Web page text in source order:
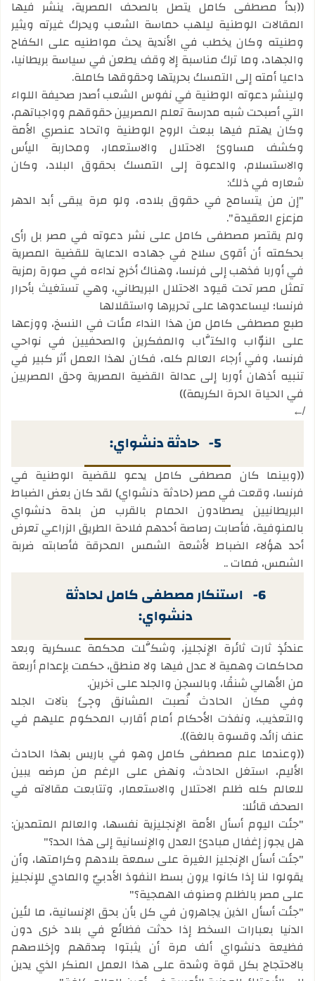
((بدأ مصطفى كامل يتصل بالصحف المصرية، ينشر فيها
المقالات الوطنية ليلهب حماسة الشعب ويحرك غيرته ويثير
وطنيته وكان يخطب في الأندية يحث مواطنيه على الكفاح
والجهاد، وما ترك مناسبة إلا وقف يطعن في سياسة بريطانيا،
داعيا أمته إلى التمسك بحريتها وحقوقها كاملة.
ولينشر دعوته الوطنية في نفوس الشعب أصدر صحيفة اللواء
التي أصبحت شبه مدرسة تعلم المصريين حقوقهم وواجباتهم،
وكان يهتم فيها ببعث الروح الوطنية واتحاد عنصري الأمة
وكشف مساوئ الاحتلال والاستعمار، ومحاربة اليأس
والاستسلام، والدعوة إلى التمسك بحقوق البلاد، وكان
شعاره في ذلك:
"إن من يتسامح في حقوق بلاده، ولو مرة يبقى أبد الدهر
مزعزع العقيدة".
ولم يقتصر مصطفى كامل على نشر دعوته في مصر بل رأى
بحكمته أن أقوى سلاح في جهاده الدعاية للقضية المصرية
في أوربا فذهب إلى فرنسا، وهناك أخرج نداءه في صورة رمزية
تمثل مصر تحت قيود الاحتلال البريطاني، وهي تستغيث بأحرار
فرنسا؛ ليساعدوها على تحريرها واستقلالها
طبع مصطفى كامل من هذا النداء مئات في النسخ، ووزعها
على النوّاب والكتَّاب والمفكرين والصحفيين في نواحي
فرنسا، وفي أرجاء العالم كله، فكان لهذا العمل أثر كبير في
تنبيه أذهان أوربا إلى عدالة القضية المصرية وحق المصريين
في الحياة الحرة الكريمة))
↚
5- حادثة دنشواي:
((وبينما كان مصطفى كامل يدعو للقضية الوطنية في
فرنسا، وقعت في مصر (حادثة دنشواي) لقد كان بعض الضباط
البريطانيين يصطادون الحمام بالقرب من بلدة دنشواي
بالمنوفية، فأصابت رصاصة أحدهم فلاحة الطريق الزراعي تعرض
أحد هؤلاء الضباط لأشعة الشمس المحرقة فأصابته ضربة
الشمس، فمات ..
6-
استنكار مصطفى كامل لحادثة
دنشواي:
عندئذٍ ثارت ثائرة الإنجليز، وشكَّلت محكمة عسكرية وبعد
محاكمات وهمية لا عدل فيها ولا منطق، حكمت بإعدام أربعة
من الأهالي شنقًا، وبالسجن والجلد على آخرين.
وفي مكان الحادث نُصبت المشانق وجِئَ بآلات الجلد
والتعذيب، ونفذت الأحكام أمام أقارب المحكوم عليهم في
عنف زائد، وقسوة بالغة)).
((وعندما علم مصطفى كامل وهو في باريس بهذا الحادث
الأليم، استغل الحادث، ونهض على الرغم من مرضه يبين
للعالم كله ظلم الاحتلال والاستعمار، وتتابعت مقالاته في
الصحف قائلا:
"جئت اليوم أسأل الأمة الإنجليزية نفسها، والعالم المتمدين:
هل يجوز إغفال مبادئ العدل والإنسانية إلى هذا الحد؟"
"جئت أسأل الإنجليز الغيرة على سمعة بلادهم وكرامتها، وأن
يقولوا لنا إذا كانوا يرون بسط النفوذ الأدبيّ والمادي للإنجليز
على مصر بالظلم وصنوف الهمجية؟"
"جئت أسأل الذين يجاهرون في كل بأن بحق الإنسانية، ما لئين
الدنيا بعبارات السخط إذا حدثت فظائع في بلاد خرى دون
فظيعة دنشواي ألف مرة أن يثبتوا صٍدقهم وإخلاصهم
بالاحتجاج بكل قوة وشدة على هذا العمل المنكر الذي يدين